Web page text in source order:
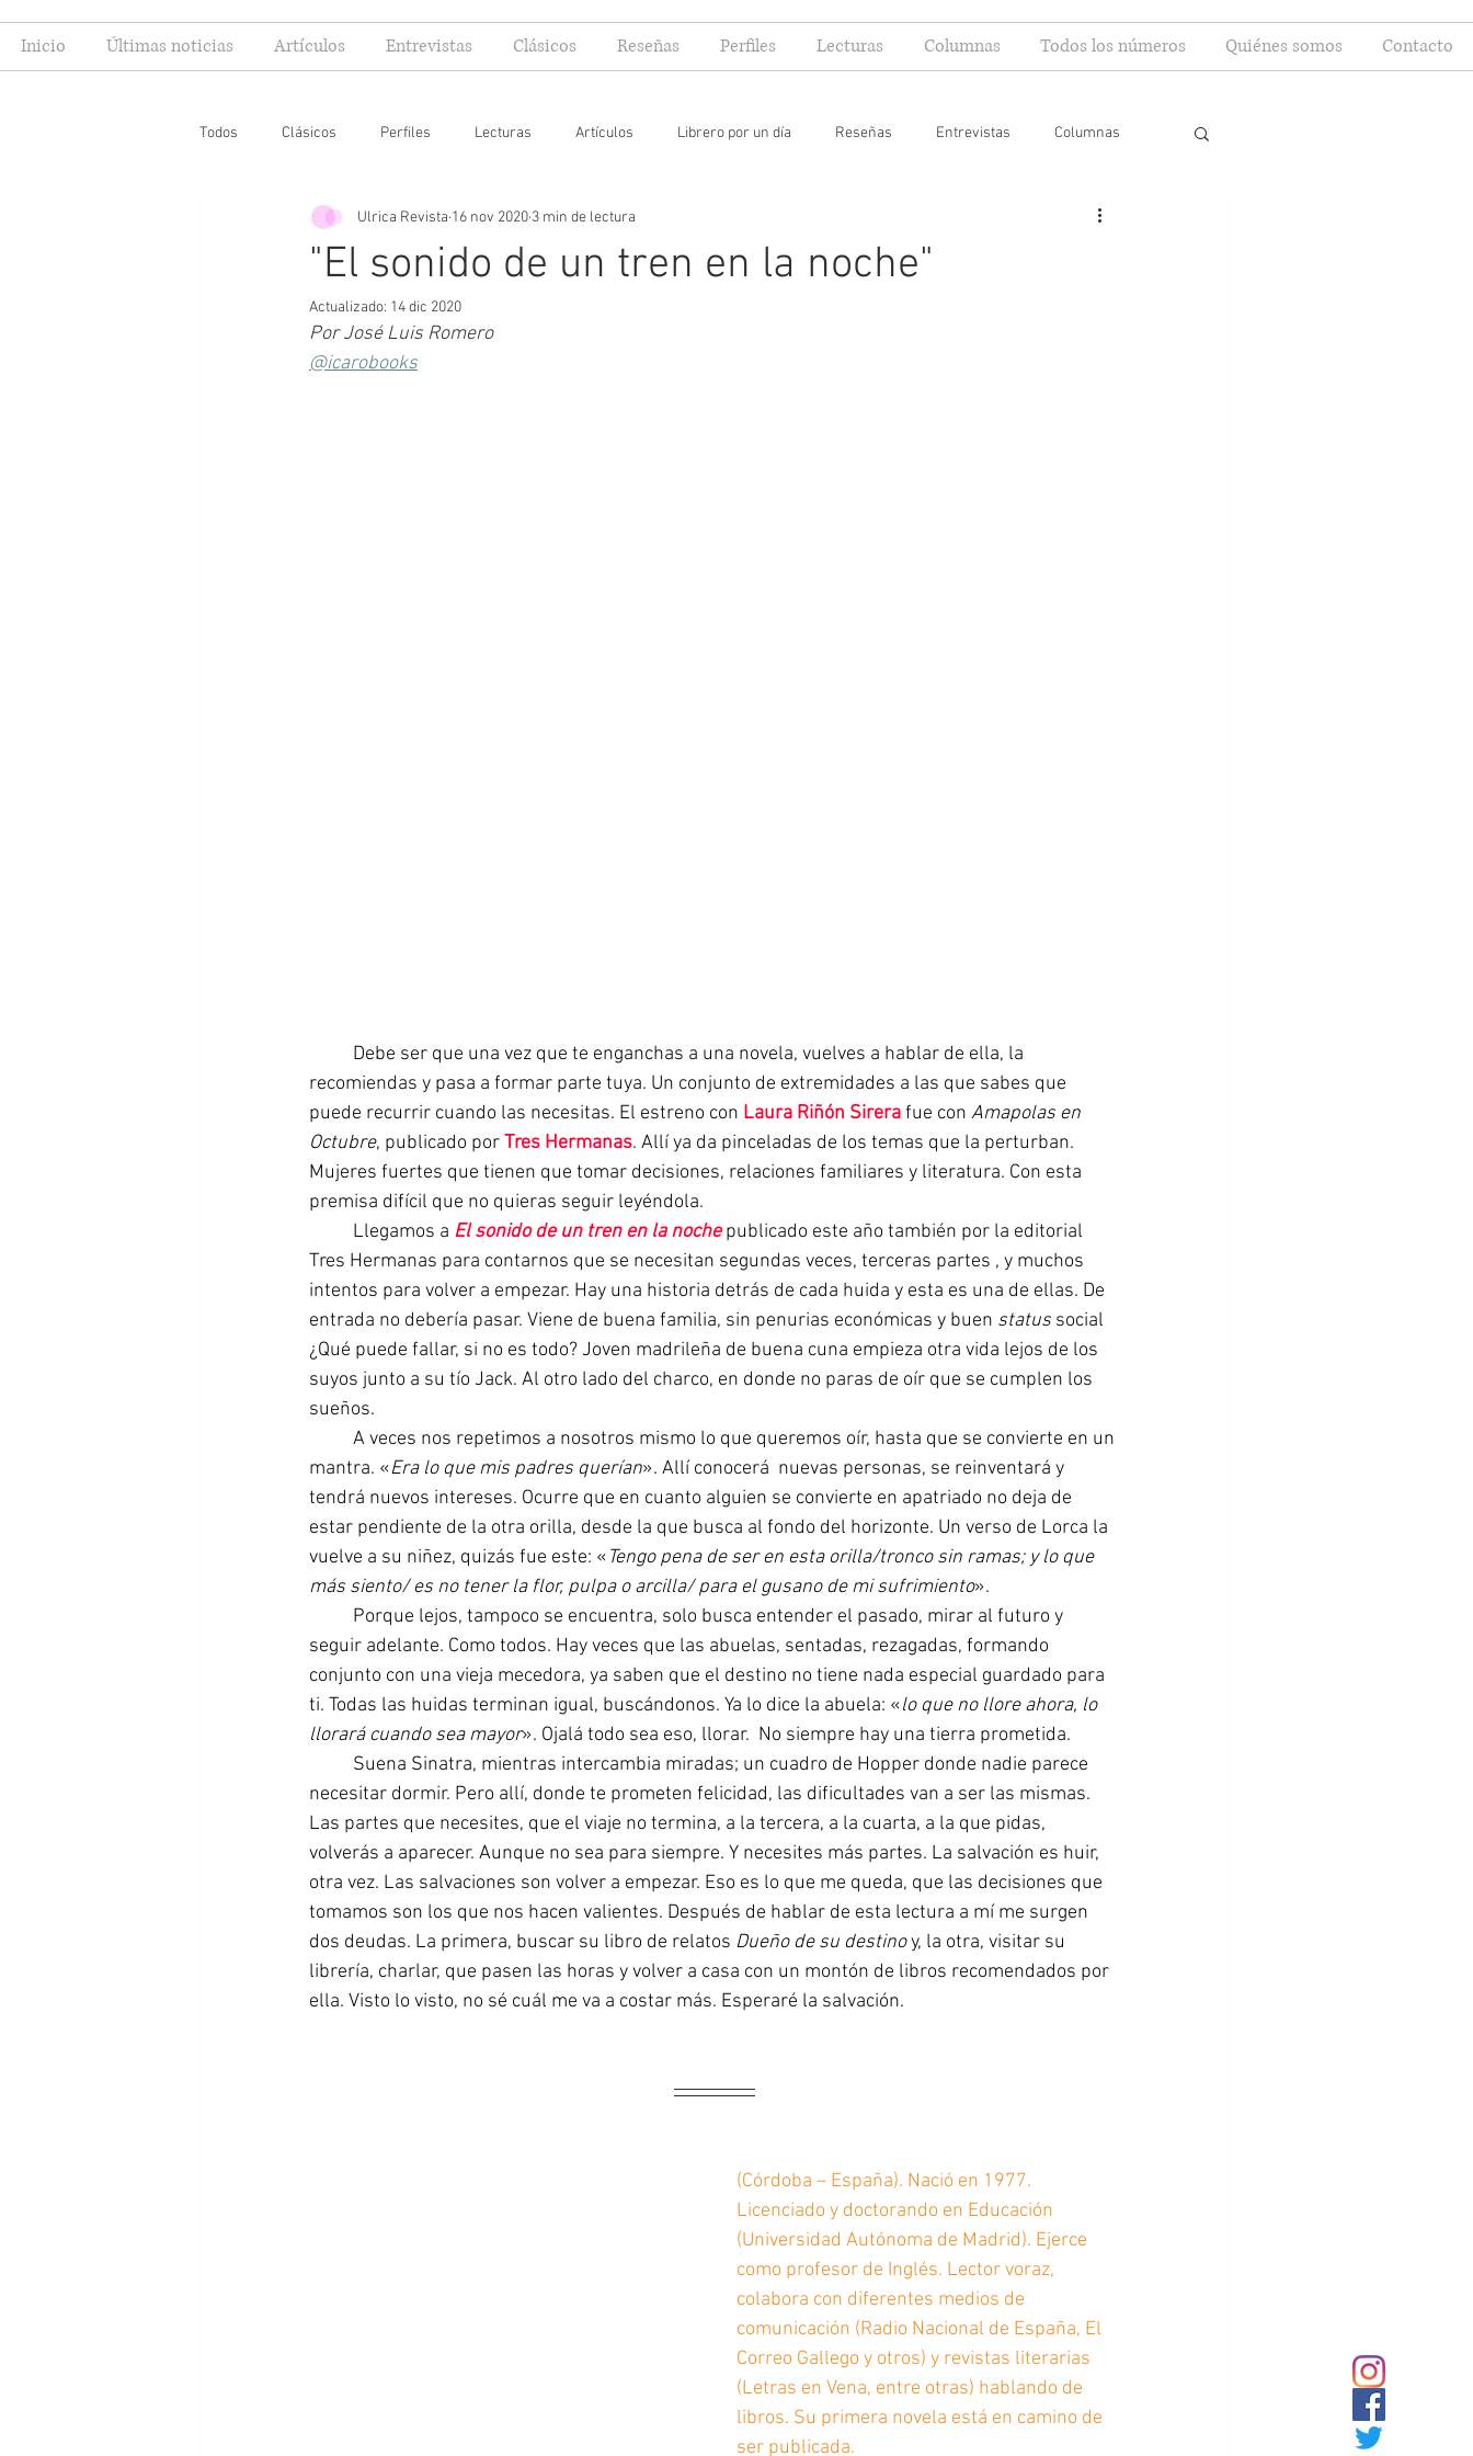
Inicio Últimas noticias Artículos Entrevistas Clásicos Reseñas Perfiles Lecturas Columnas Todos los números Quiénes somos Contacto
Todos Clásicos Perfiles Lecturas Artículos Librero por un día Reseñas Entrevistas Columnas
Editoriales Especial FIL Mi yo lector
"El sonido de un tren en la noche"
Ulrica Revista 16 nov 2020 3 min de lectura
Actualizado: 14 dic 2020
Por José Luis Romero
@icarobooks
Debe ser que una vez que te enganchas a una novela, vuelves a hablar de ella, la
recomiendas y pasa a formar parte tuya. Un conjunto de extremidades a las que sabes que
puede recurrir cuando las necesitas. El estreno con Laura Riñón Sirerafue con Amapolas en
Octubre, publicado por Tres Hermanas. Allí ya da pinceladas de los temas que la perturban.
Mujeres fuertes que tienen que tomar decisiones, relaciones familiares y literatura. Con esta
premisa difícil que no quieras seguir leyéndola.
Llegamos a El sonido de un tren en la noche publicado este año también por la editorial
Tres Hermanas para contarnos que se necesitan segundas veces, terceras partes , y muchos
intentos para volver a empezar. Hay una historia detrás de cada huida y esta es una de ellas. De
entrada no debería pasar. Viene de buena familia, sin penurias económicas y buen status social
¿Qué puede fallar, si no es todo? Joven madrileña de buena cuna empieza otra vida lejos de los
suyos junto a su tío Jack. Al otro lado del charco, en donde no paras de oír que se cumplen los
A veces nos repetimos a nosotros mismo lo que queremos oír, hasta que se convierte en un
mantra. «Era lo que mis padres querían». Allí conocerá  nuevas personas, se reinventará y
tendrá nuevos intereses. Ocurre que en cuanto alguien se convierte en apatriado no deja de
estar pendiente de la otra orilla, desde la que busca al fondo del horizonte. Un verso de Lorca la
vuelve a su niñez, quizás fue este: «Tengo pena de ser en esta orilla/tronco sin ramas; y lo que
más siento/ es no tener la flor, pulpa o arcilla/ para el gusano de mi sufrimiento».
Porque lejos, tampoco se encuentra, solo busca entender el pasado, mirar al futuro y
seguir adelante. Como todos. Hay veces que las abuelas, sentadas, rezagadas, formando
conjunto con una vieja mecedora, ya saben que el destino no tiene nada especial guardado para
ti. Todas las huidas terminan igual, buscándonos. Ya lo dice la abuela: «lo que no llore ahora, lo
llorará cuando sea mayor
Suena Sinatra, mientras intercambia miradas; un cuadro de Hopper donde nadie parece
necesitar dormir. Pero allí, donde te prometen felicidad, las dificultades van a ser las mismas.
Las partes que necesites, que el viaje no termina, a la tercera, a la cuarta, a la que pidas,
volverás a aparecer. Aunque no sea para siempre. Y necesites más partes. La salvación es huir,
otra vez. Las salvaciones son volver a empezar. Eso es lo que me queda, que las decisiones que
tomamos son los que nos hacen valientes. Después de hablar de esta lectura a mí me surgen
dos deudas. La primera, buscar su libro de relatos Dueño de su destino y, la otra, visitar su
librería, charlar, que pasen las horas y volver a casa con un montón de libros recomendados por
ella. Visto lo visto, no sé cuál me va a costar más. Esperaré la salvación.
(Córdoba – España). Nació en 1977.
Licenciado y doctorando en Educación
(Universidad Autónoma de Madrid). Ejerce
como profesor de Inglés. Lector voraz,
colabora con diferentes medios de
comunicación (Radio Nacional de España, El
Correo Gallego y otros) y revistas literarias
(Letras en Vena, entre otras) hablando de
libros. Su primera novela está en camino de
ser publicada.